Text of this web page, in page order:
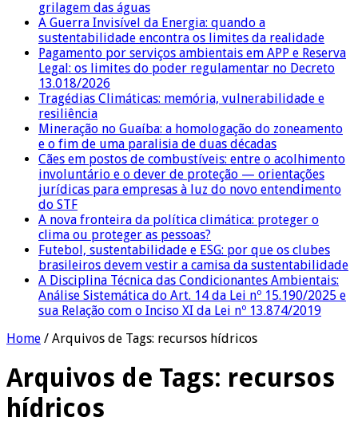
grilagem das águas
A Guerra Invisível da Energia: quando a
sustentabilidade encontra os limites da realidade
Pagamento por serviços ambientais em APP e Reserva
Legal: os limites do poder regulamentar no Decreto
13.018/2026
Tragédias Climáticas: memória, vulnerabilidade e
resiliência
Mineração no Guaíba: a homologação do zoneamento
e o fim de uma paralisia de duas décadas
Cães em postos de combustíveis: entre o acolhimento
involuntário e o dever de proteção — orientações
jurídicas para empresas à luz do novo entendimento
do STF
A nova fronteira da política climática: proteger o
clima ou proteger as pessoas?
Futebol, sustentabilidade e ESG: por que os clubes
brasileiros devem vestir a camisa da sustentabilidade
A Disciplina Técnica das Condicionantes Ambientais:
Análise Sistemática do Art. 14 da Lei nº 15.190/2025 e
sua Relação com o Inciso XI da Lei nº 13.874/2019
Home / Arquivos de Tags: recursos hídricos
Arquivos de Tags: recursos
hídricos